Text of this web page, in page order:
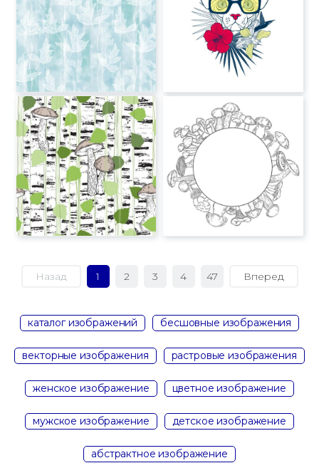
Назад 1 2 3 4 47 Вперед
каталог изображений бесшовные изображения
векторные изображения растровые изображения
женское изображение цветное изображение
мужское изображение детское изображение
абстрактное изображение